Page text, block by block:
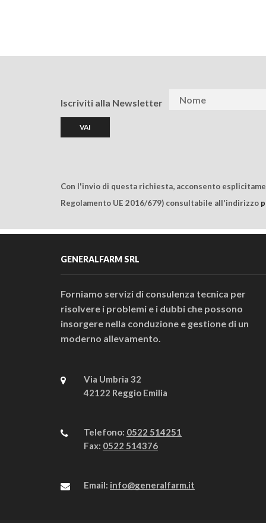
Iscriviti alla Newsletter
Con l'invio di questa richiesta, acconsento
Regolamento UE 2016/679) consultabile all'indirizzo
GENERALFARM SRL
Forniamo servizi di consulenza tecnica per
risolvere i problemi e i dubbi che possono
insorgere nella conduzione e gestione di un
moderno allevamento.
Via Umbria 32
42122 Reggio Emilia
Telefono: 0522 514251
Fax: 0522 514376
Email: info@generalfarm.it